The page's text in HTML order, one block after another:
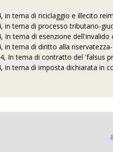
in tema di riciclaggio e illecito
in tema di processo tributario-
In tema di esenzione
in tema di diritto alla
In tema di contratto del 'falsus
in tema di imposta dichiarata in